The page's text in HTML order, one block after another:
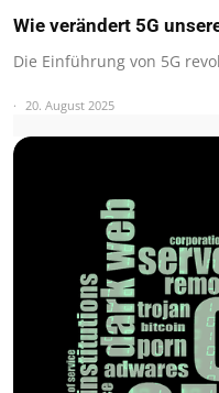
Wie verändert 5G
Die Einführung von 5G
20. August 2025